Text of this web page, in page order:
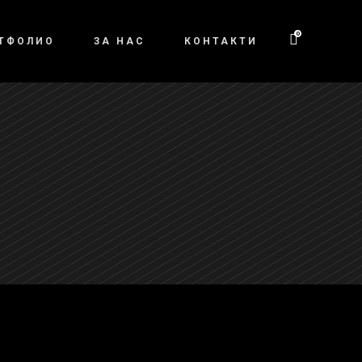
ЗА НАС КОНТАКТИ
0
No products in the cart.